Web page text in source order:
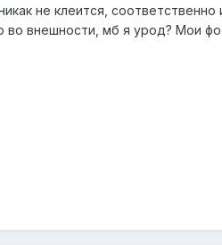
не клеится,
во внешности, мб я урод? Мои